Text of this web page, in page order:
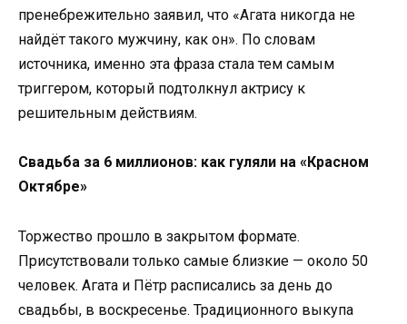
пренебрежительно заявил, что «Агата никогда не
найдёт такого мужчину, как он». По словам
источника, именно эта фраза стала тем самым
триггером, который подтолкнул актрису к
решительным действиям.
Свадьба за 6 миллионов: как гуляли на «Красном
Октябре»
Торжество прошло в закрытом формате.
Присутствовали только самые близкие — около 50
человек. Агата и Пётр расписались за день до
свадьбы, в воскресенье. Традиционного выкупа